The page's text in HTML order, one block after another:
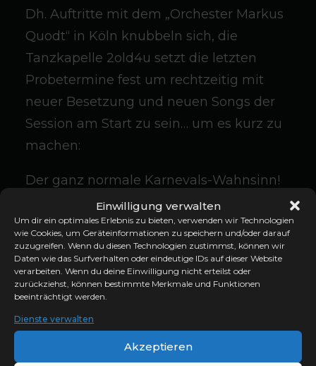
Einwilligung verwalten
Um dir ein optimales Erlebnis zu bieten, verwenden wir Technologien
wie Cookies, um Geräteinformationen zu speichern und/oder darauf
zuzugreifen. Wenn du diesen Technologien zustimmst, können wir
Daten wie das Surfverhalten oder eindeutige IDs auf dieser Website
verarbeiten. Wenn du deine Einwilligung nicht erteilst oder
zurückziehst, können bestimmte Merkmale und Funktionen
beeinträchtigt werden.
Dienste verwalten
Akzeptieren
Dh. Auftritte mit dem „Orchester Markus
Quodt“ in Köln knubbeln sich, die
Tanzkapelle 2old4u setzt die letzten
Probetermine fest um rechtzeitig mit
neuer Besetzung und neuen Songs der
Session am Start zu sein… um es kurz zu
machen:
Der ganz normale Karnevals-Wahnsinn!
KARNEVAL ORCHESTER MARKUS QUODT
TANZKAPELLE 2OLD4U